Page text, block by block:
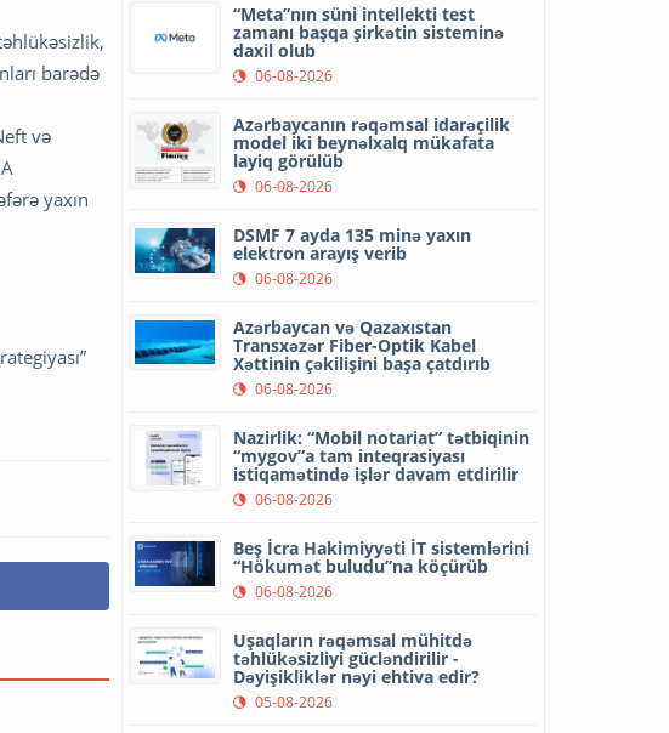
barədə
və
yaxın
“Meta”nın süni intellekti test
zamanı başqa şirkətin sisteminə
daxil olub
06-08-2026
Azərbaycanın rəqəmsal idarəçilik
model iki beynəlxalq mükafata
layiq görülüb
06-08-2026
DSMF 7 ayda 135 minə yaxın
elektron arayış verib
06-08-2026
Azərbaycan və Qazaxıstan
Transxəzər Fiber-Optik Kabel
Xəttinin çəkilişini başa çatdırıb
06-08-2026
Nazirlik: “Mobil notariat” tətbiqinin
“mygov”a tam inteqrasiyası
istiqamətində işlər davam etdirilir
06-08-2026
Beş İcra Hakimiyyəti İT sistemlərini
“Hökumət buludu”na köçürüb
06-08-2026
Uşaqların rəqəmsal mühitdə
təhlükəsizliyi gücləndirilir -
Dəyişikliklər nəyi ehtiva edir?
05-08-2026